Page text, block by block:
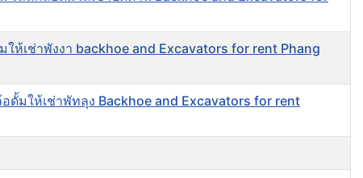
ห้เช่าพังงา backhoe and Excavators for rent Phang
ดั้มให้เช่าพัทลุง Backhoe and Excavators for rent